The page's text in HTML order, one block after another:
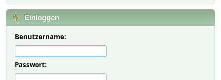
Einloggen
Benutzername:
Passwort: